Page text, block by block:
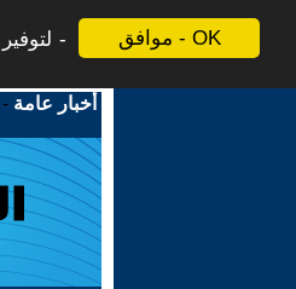
موافق - OK
أخبار عامة